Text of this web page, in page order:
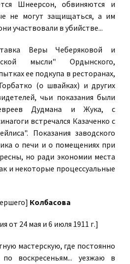
Шнеерсон, обвиняются и
не могут защищаться, а им
участвовали в убийстве...
Веры Чеберяковой и
мысли" Ордынского,
ее подкупа в ресторанах,
(о швайках) и других
чьи показания были
евреев Дудмана и Жука, с
встречался Казаченко с
Показания заводского
о печи и о помещениях при
но ради экономии места
и некоторые процессуальные
Колбасова
от 24 мая и 6 июля 1911 г.]
мастерскую, где постоянно
воскресеньям... уезжаю в